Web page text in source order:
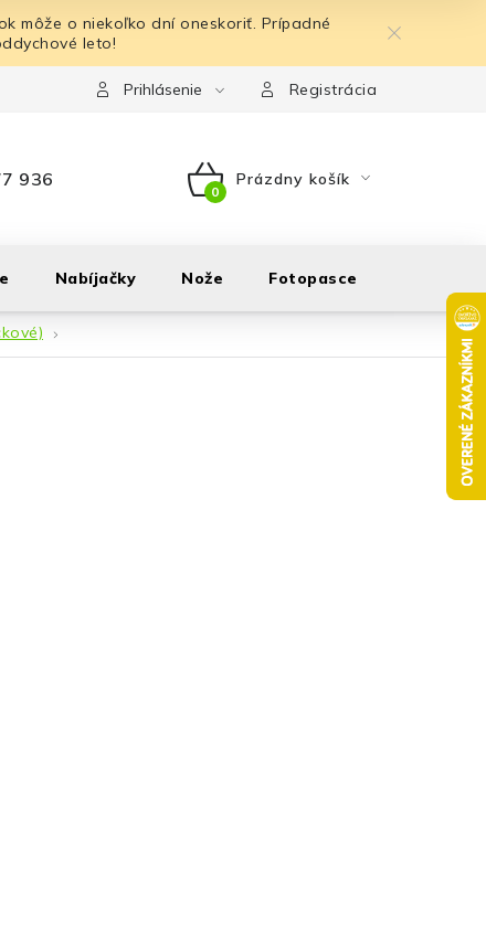
môže o niekoľko dní oneskoriť. Prípadné
leto!
Prihlásenie Registrácia
936
NÁKUPNÝ
Prázdny košík
Nabíjačky Nože Fotopasce